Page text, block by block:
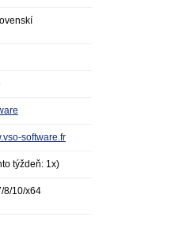
software.fr
týždeň: 1x)
8/10/x64